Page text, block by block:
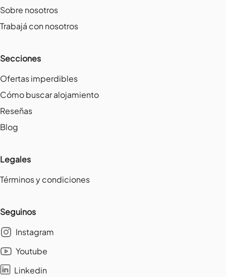
Sobre nosotros
Trabajá con nosotros
Secciones
Ofertas imperdibles
Cómo buscar alojamiento
Reseñas
Blog
Legales
Términos y condiciones
Seguinos
Instagram
Youtube
Linkedin